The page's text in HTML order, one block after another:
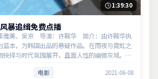
1:39:30
暴追缉免费点播
雅美、吴京 导演：许鞍华 简介：由许鞍华执
蓝本，为韩国出品的悬疑作品。在雨夜与霓虹之
抉择与时代氛围展开，直面人性的幽微灰域。主
电影 2021-06-08